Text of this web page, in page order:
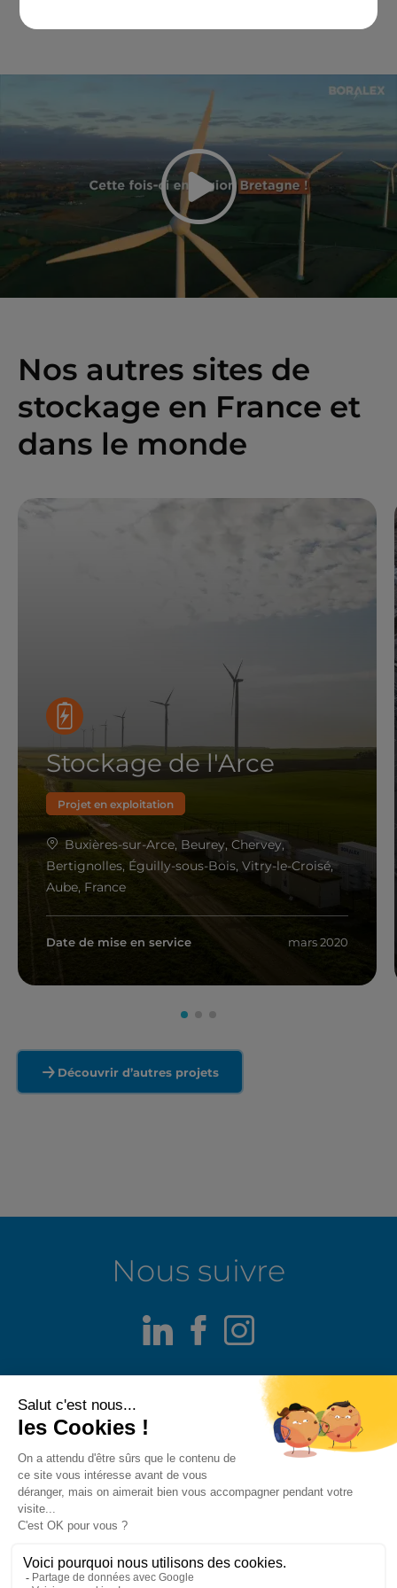
Play the
Nos autres sites de
stockage en France et
dans le monde
Stockage de l'Arce
Projet en exploitation
Buxières-sur-Arce, Beurey, Chervey,
Bertignolles, Éguilly-sous-Bois, Vitry-le-Croisé,
Aube, France
Date de mise en service mars 2020
En savoir plus
Découvrir d’autres projets
Nous suivre
LinkedIn
Facebook
Instagram
Alerte fraude